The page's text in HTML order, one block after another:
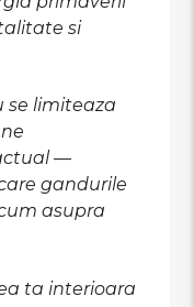
si
se limiteaza
—
gandurile
asupra
ta interioara